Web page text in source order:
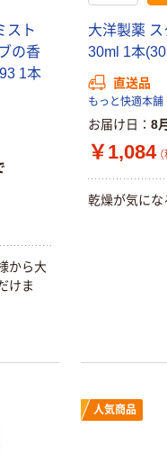
スト
の香
1本
から大
けま
大洋製薬
30ml 1本
直送品
もっと快適本舗
お届け日 8
￥1,084
乾燥が気にな
人気商品